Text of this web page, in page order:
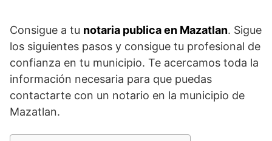
Consigue a tu notaria publica en Mazatlan. Sigue
los siguientes pasos y consigue tu profesional de
confianza en tu municipio. Te acercamos toda la
información necesaria para que puedas
contactarte con un notario en la municipio de
Mazatlan.